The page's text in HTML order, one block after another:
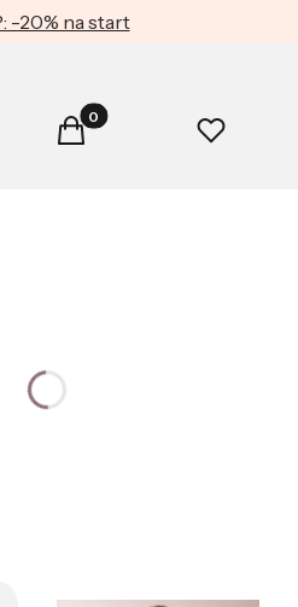
-20% na start
Produkty w koszyku: 0.
Koszyk Ulubione